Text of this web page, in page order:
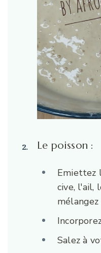
Le poisson :
Emiettez
cive, l'ail,
mélangez
Salez à